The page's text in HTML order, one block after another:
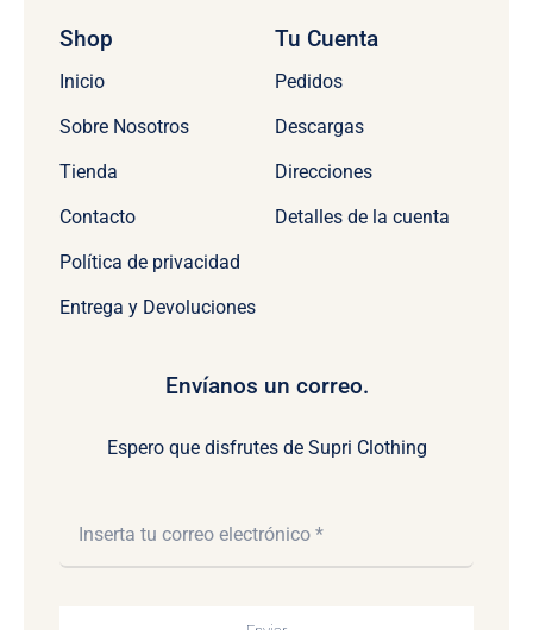
Shop
Inicio
Sobre Nosotros
Tienda
Contacto
Política de privacidad
Entrega y Devoluciones
Tu Cuenta
Pedidos
Descargas
Direcciones
Detalles de la cuenta
Envíanos un correo.
Espero que disfrutes de Supri Clothing